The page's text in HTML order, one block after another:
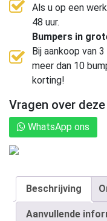
Als u op een
48 uur.
Bumpers in
Bij aankoop van
meer dan 10
korting!
Vragen over
WhatsApp ons
Beschrijving
Aanvullende